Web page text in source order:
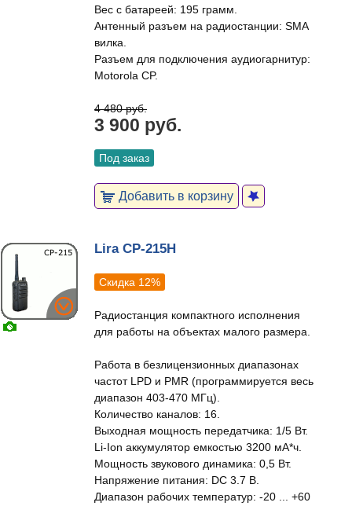
Вес с батареей: 195 грамм.
Антенный разъем на радиостанции: SMA
вилка.
Разъем для подключения аудиогарнитур:
Motorola CP.
4 480 руб.
3 900 руб.
Под заказ
Добавить в корзину
Lira CP-215H
Скидка 12%
Радиостанция компактного исполнения
для работы на объектах малого размера.
Работа в безлицензионных диапазонах
частот LPD и PMR (программируется весь
диапазон 403-470 МГц).
Количество каналов: 16.
Выходная мощность передатчика: 1/5 Вт.
Li-Ion аккумулятор емкостью 3200 мА*ч.
Мощность звукового динамика: 0,5 Вт.
Напряжение питания: DC 3.7 В.
Диапазон рабочих температур: -20 ... +60